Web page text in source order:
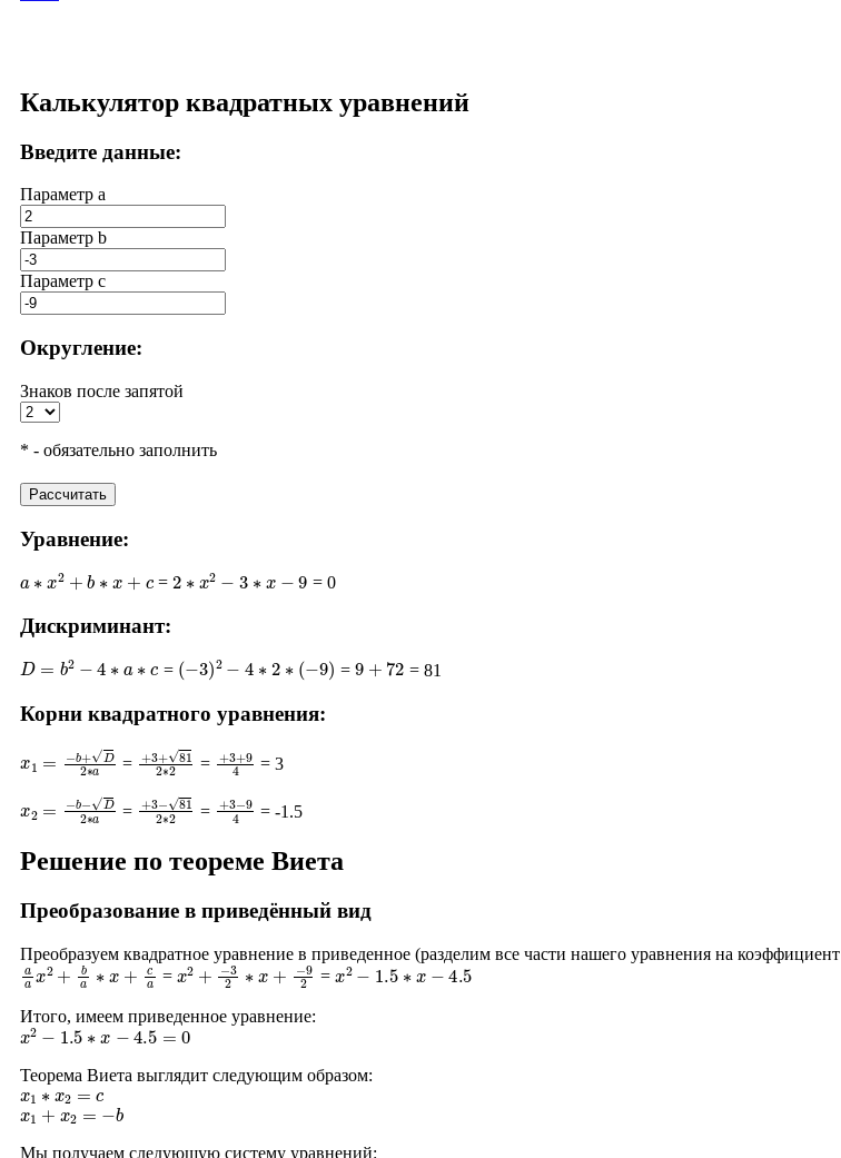
Калькулятор квадратных уравнений
Введите данные:
Параметр a
Параметр b
Параметр с
Округление:
Знаков после запятой
* - обязательно заполнить
Рассчитать
Уравнение:
2 b ∗ = 2 2 ∗ = 0
Дискриминант:
D= 2− a = (− 3)2− ∗ ∗ −9 = 9 +72 = 81
Корни квадратного уравнения:
+ D2∗ = + 3 + 812 2
= + 3 +9 = 3
b−D2∗ = +3−812 2
= +3−9 = -1.5
Решение по теореме Виета
Преобразование в приведённый вид
Преобразуем квадратное уравнение в приведенное (разделим все части нашего уравнения на коэффициент
aax2+ba∗x+ca = x2+−32∗x+−9 2 =x2−1.5∗x−4.5
Итого, имеем приведенное уравнение:
x2−1.5∗x−4.5=0
Теорема Виета выглядит следующим образом:
x1∗x2= c
x1 + x2 =− b
Мы получаем следующую систему уравнений: